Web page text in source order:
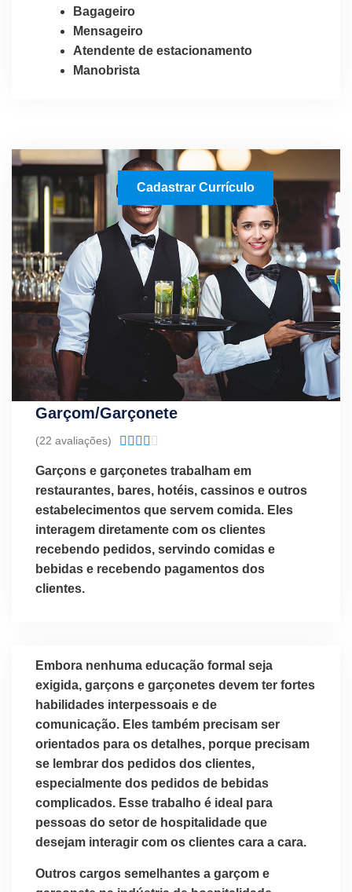
Bagageiro
Mensageiro
Atendente de estacionamento
Manobrista
Cadastrar Currículo
Garçom/Garçonete
(22 avaliações)     
4.1
de
5
Garçons e garçonetes trabalham em
restaurantes, bares, hotéis, cassinos e outros
estabelecimentos que servem comida. Eles
interagem diretamente com os clientes
recebendo pedidos, servindo comidas e
bebidas e recebendo pagamentos dos
clientes.
Embora nenhuma educação formal seja
exigida, garçons e garçonetes devem ter fortes
habilidades interpessoais e de
comunicação. Eles também precisam ser
orientados para os detalhes, porque precisam
se lembrar dos pedidos dos clientes,
especialmente dos pedidos de bebidas
complicados. Esse trabalho é ideal para
pessoas do setor de hospitalidade que
desejam interagir com os clientes cara a cara.
Outros cargos semelhantes a garçom e